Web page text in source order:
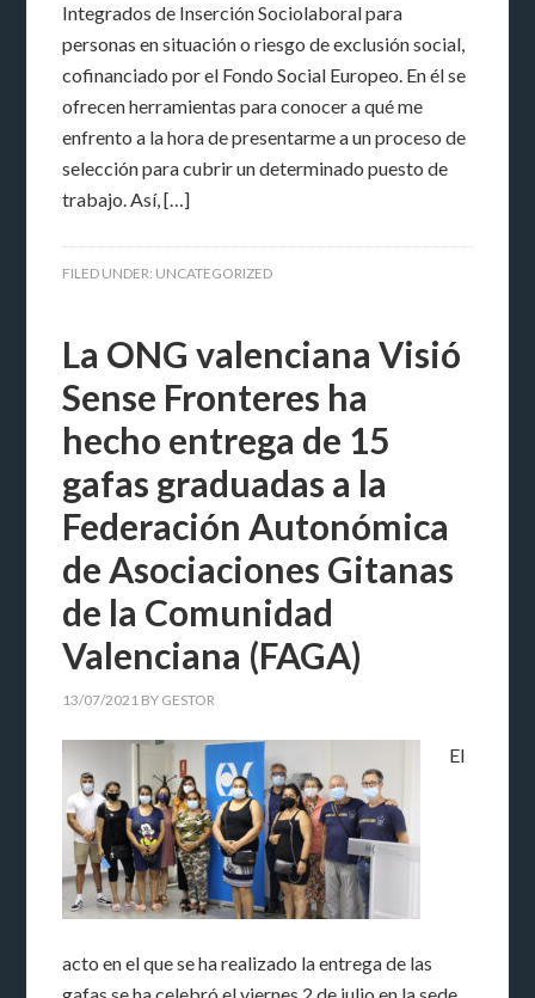
Integrados de Inserción Sociolaboral para
personas en situación o riesgo de exclusión social,
cofinanciado por el Fondo Social Europeo. En él se
ofrecen herramientas para conocer a qué me
enfrento a la hora de presentarme a un proceso de
selección para cubrir un determinado puesto de
trabajo. Así, […]
FILED UNDER: UNCATEGORIZED
La ONG valenciana Visió
Sense Fronteres ha
hecho entrega de 15
gafas graduadas a la
Federación Autonómica
de Asociaciones Gitanas
de la Comunidad
Valenciana (FAGA)
13/07/2021 BY GESTOR
El
acto en el que se ha realizado la entrega de las